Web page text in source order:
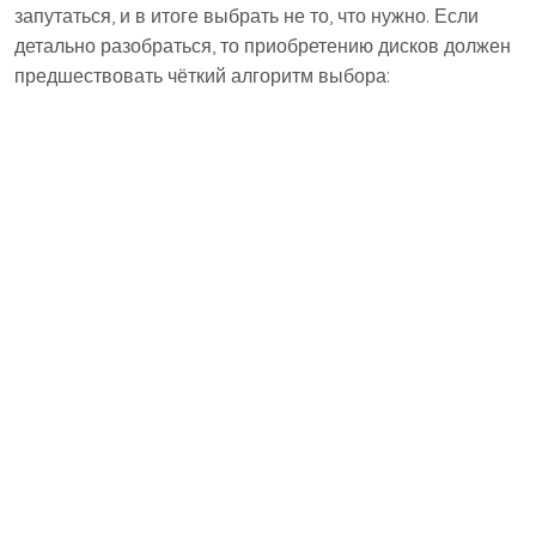
запутаться, и в итоге выбрать не то, что нужно. Если
детально разобраться, то приобретению дисков должен
предшествовать чёткий алгоритм выбора: